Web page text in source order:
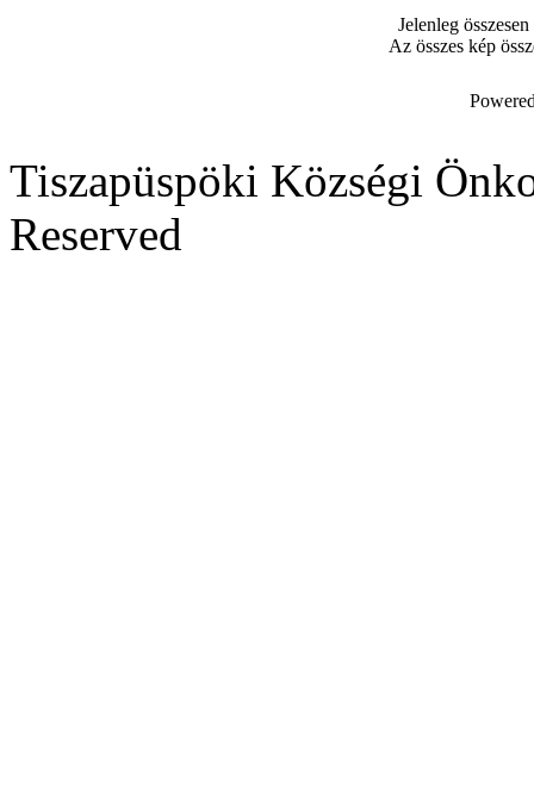
Jelenleg
Az összes kép
Tiszapüspöki Községi
Reserved